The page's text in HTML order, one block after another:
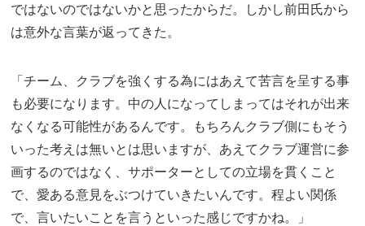
ではないのではないかと思ったからだ。しかし前田氏から
は意外な言葉が返ってきた。
「チーム、クラブを強くする為にはあえて苦言を呈する事
も必要になります。中の人になってしまってはそれが出来
なくなる可能性があるんです。もちろんクラブ側にもそう
いった考えは無いとは思いますが、あえてクラブ運営に参
画するのではなく、サポーターとしての立場を貫くこと
で、愛ある意見をぶつけていきたいんです。程よい関係
で、言いたいことを言うといった感じですかね。」